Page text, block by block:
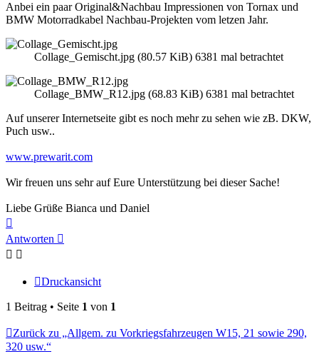
Anbei ein paar Original&Nachbau Impressionen von Tornax und
BMW Motorradkabel Nachbau-Projekten vom letzen Jahr.
Collage_Gemischt.jpg (80.57 KiB) 6381 mal betrachtet
Collage_BMW_R12.jpg (68.83 KiB) 6381 mal betrachtet
Auf unserer Internetseite gibt es noch mehr zu sehen wie zB. DKW,
Puch usw..
www.prewarit.com
Wir freuen uns sehr auf Eure Unterstützung bei dieser Sache!
Liebe Grüße Bianca und Daniel
oben
Antworten
Druckansicht
1 Beitrag • Seite 1 von 1
Zurück zu „Allgem. zu Vorkriegsfahrzeugen W15, 21 sowie 290,
320 usw.“